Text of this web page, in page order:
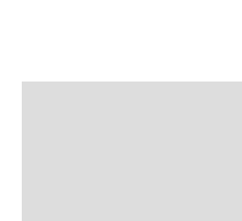
Au rez-de-chaussée de
(mansardée hauteur de la
À l'étage, deux chambres
de bain également mansardée
Le séjour, particulièrement
Depuis la terrasse, vous profiterez